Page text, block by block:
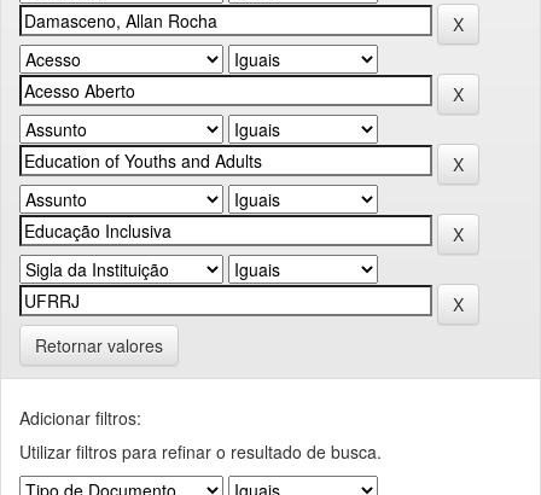
Retornar valores
Adicionar filtros:
Utilizar filtros para refinar o resultado de busca.